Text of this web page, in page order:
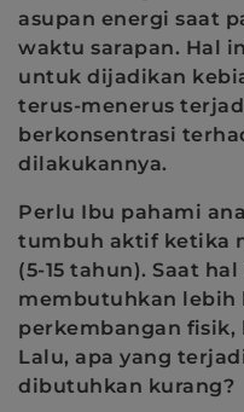
asupan energi saat
waktu sarapan. Hal
untuk dijadikan
terus-menerus
berkonsentrasi
dilakukannya.
Perlu Ibu pahami
tumbuh aktif ketika
(5-15 tahun). Saat
membutuhkan lebih
perkembangan
Lalu, apa yang
dibutuhkan kurang?